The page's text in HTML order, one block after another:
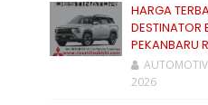
HARGA
DESTINATOR
PEKANBARU
2026